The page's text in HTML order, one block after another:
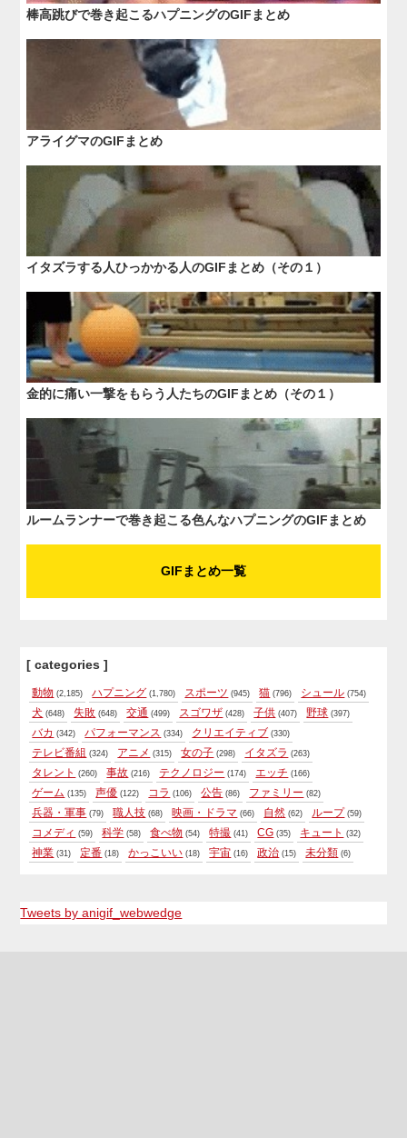
棒高跳びで巻き起こるハプニングのGIFまとめ
アライグマのGIFまとめ
イタズラする人ひっかかる人のGIFまとめ（その１）
金的に痛い一撃をもらう人たちのGIFまとめ（その１）
ルームランナーで巻き起こる色んなハプニングのGIFまとめ
GIFまとめ一覧
[ categories ]
動物 (2,185) ハプニング (1,780) スポーツ (945) 猫 (796) シュール (754)
犬 (648) 失敗 (648) 交通 (499) スゴワザ (428) 子供 (407) 野球 (397)
バカ (342) パフォーマンス (334) クリエイティブ (330)
テレビ番組 (324) アニメ (315) 女の子 (298) イタズラ (263)
タレント (260) 事故 (216) テクノロジー (174) エッチ (166)
ゲーム (135) 声優 (122) コラ (106) 公告 (86) ファミリー (82)
兵器・軍事 (79) 職人技 (68) 映画・ドラマ (66) 自然 (62) ループ (59)
コメディ (59) 科学 (58) 食べ物 (54) 特撮 (41) CG (35) キュート (32)
神業 (31) 定番 (18) かっこいい (18) 宇宙 (16) 政治 (15) 未分類 (6)
Tweets by anigif_webwedge